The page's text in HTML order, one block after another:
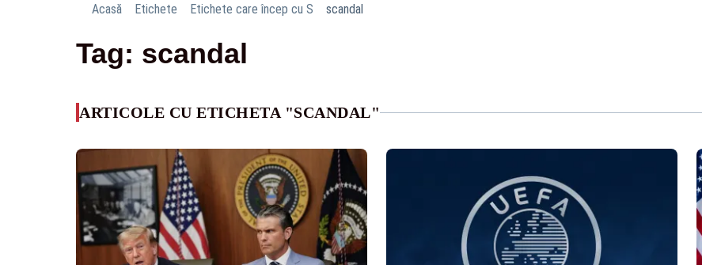
Acasă Etichete Etichete care încep cu S scandal
Tag: scandal
ARTICOLE CU ETICHETA "SCANDAL"